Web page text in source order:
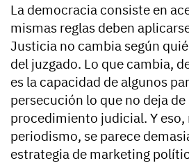
La democracia consiste en
mismas reglas deben
Justicia no cambia según
del juzgado. Lo que cambia,
es la capacidad de algunos
persecución lo que no deja de
procedimiento judicial. Y eso,
periodismo, se parece
estrategia de marketing